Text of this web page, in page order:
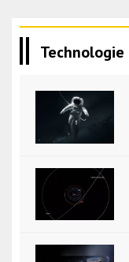
Technologie